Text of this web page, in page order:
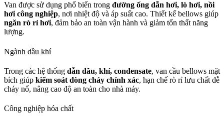
Van được sử dụng phổ biến trong đường ống dẫn hơi, lò hơi, nồi
hơi công nghiệp, nơi nhiệt độ và áp suất cao. Thiết kế bellows giúp
ngăn rò rỉ hơi, đảm bảo an toàn vận hành và giảm tổn thất năng
lượng.
Ngành dầu khí
Trong các hệ thống dẫn dầu, khí, condensate, van cầu bellows mặt
bích giúp kiểm soát dòng chảy chính xác, hạn chế rò rỉ lưu chất dễ
cháy nổ, nâng cao độ an toàn cho nhà máy.
Công nghiệp hóa chất